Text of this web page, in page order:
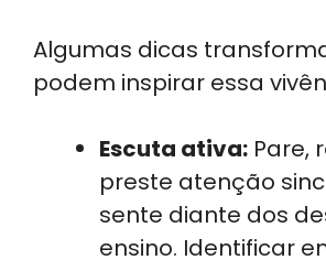
Algumas dicas
podem inspirar essa
Escuta ativa: Pare,
preste atenção
sente diante dos
ensino. Identificar